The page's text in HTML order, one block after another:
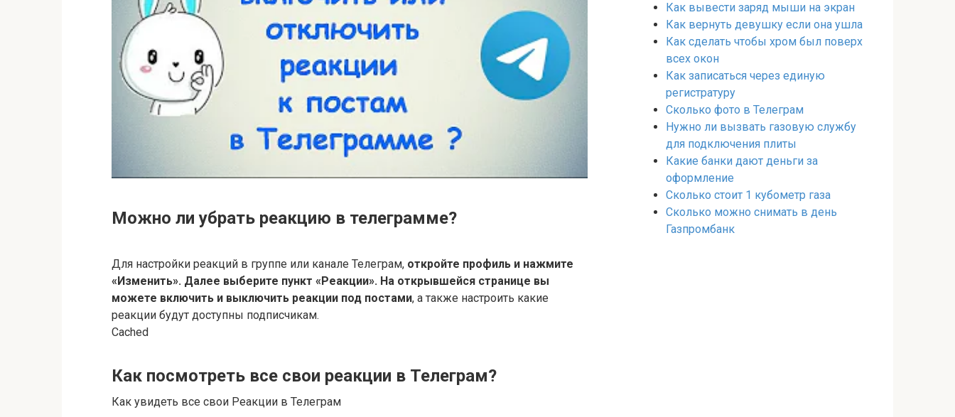
Можно ли убрать реакцию в телеграмме?
Для настройки реакций в группе или канале Телеграм, откройте профиль и нажмите
«Изменить». Далее выберите пункт «Реакции». На открывшейся странице вы
можете включить и выключить реакции под постами, а также настроить какие
реакции будут доступны подписчикам.
Cached
Как посмотреть все свои реакции в Телеграм?
Как увидеть все свои Реакции в Телеграм
Как вывести заряд мыши на экран
Как вернуть девушку если она ушла
Как сделать чтобы хром был поверх
всех окон
Как записаться через единую
регистратуру
Сколько фото в Телеграм
Нужно ли вызвать газовую службу
для подключения плиты
Какие банки дают деньги за
оформление
Сколько стоит 1 кубометр газа
Сколько можно снимать в день
Газпромбанк